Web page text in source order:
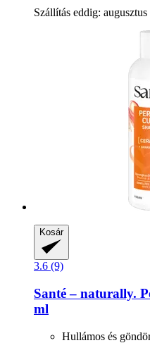
Szállítás eddig: augusztus
Kosár
3.6 (9)
Santé – naturally.
ml
Hullámos és